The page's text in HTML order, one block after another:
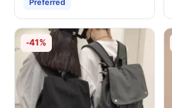
Preferred
-41%